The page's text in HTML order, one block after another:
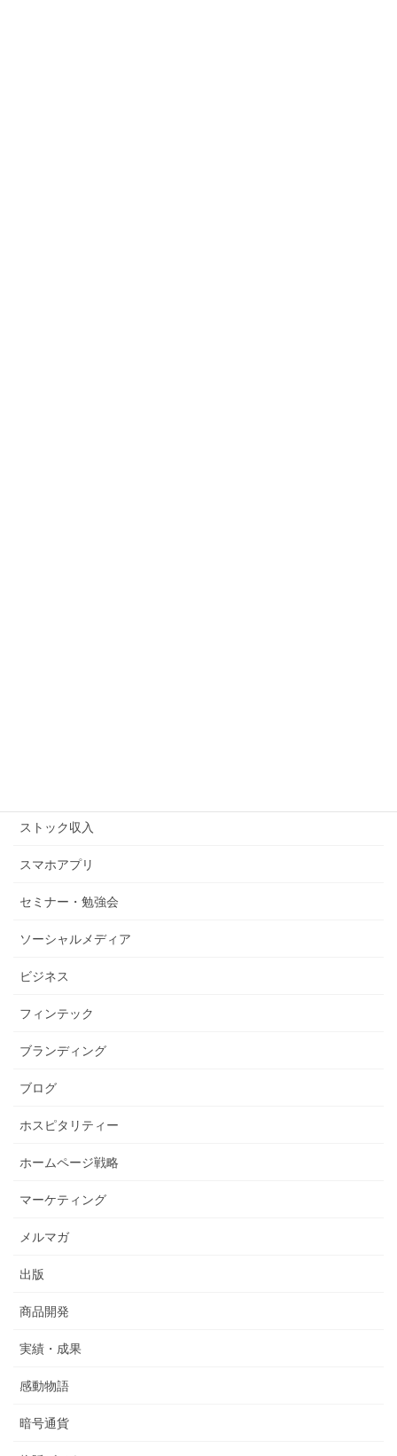
ストック収入
スマホアプリ
セミナー・勉強会
ソーシャルメディア
ビジネス
フィンテック
ブランディング
ブログ
ホスピタリティー
ホームページ戦略
マーケティング
メルマガ
出版
商品開発
実績・成果
感動物語
暗号通貨